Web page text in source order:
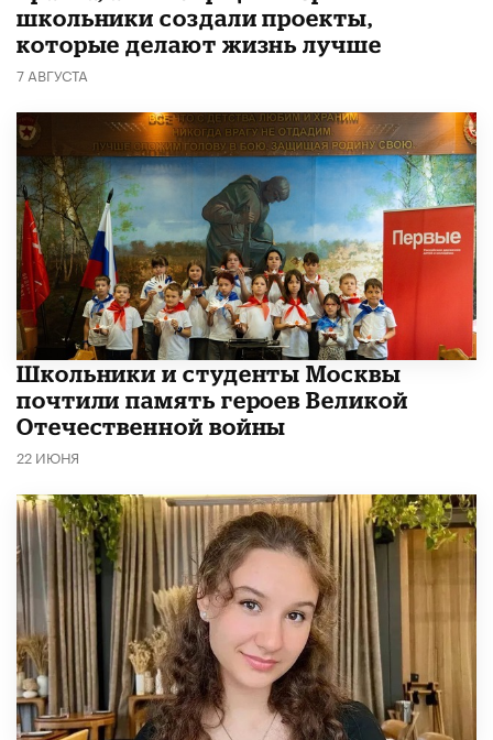
школьники создали проекты,
которые делают жизнь лучше
7 АВГУСТА
Школьники и студенты Москвы
почтили память героев Великой
Отечественной войны
22 ИЮНЯ